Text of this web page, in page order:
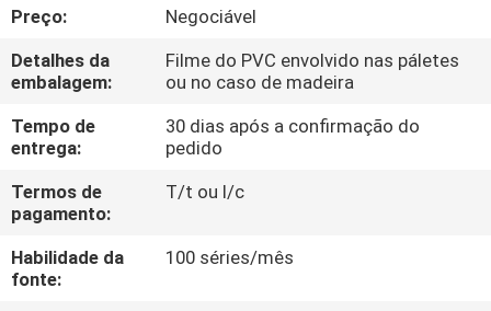
CONTROLE
DE
QUALIDADE
CONTACTE-
NOS
NOTÍCIAS
Preço:
Negociável
Detalhes da
embalagem:
Filme do PVC envolvido nas páletes
ou no caso de madeira
Tempo de
entrega:
30 dias após a confirmação do
pedido
Termos de
pagamento:
T/t ou l/c
Habilidade da
fonte:
100 séries/mês